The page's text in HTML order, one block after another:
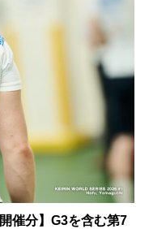
催分】G3を含む第7